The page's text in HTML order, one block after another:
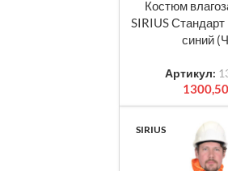
ВЫБЕРИТЕ
Костюм
SIRIUS
синий
Артикул:
SIRIUS